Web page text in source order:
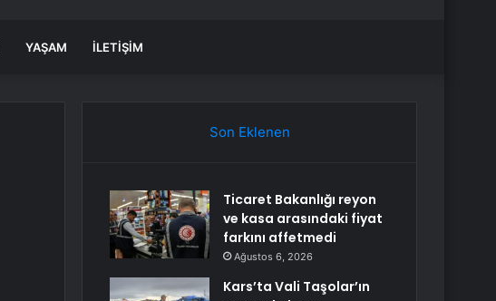
YAŞAM İLETIŞIM
Son Eklenen
Ticaret Bakanlığı reyon
ve kasa arasındaki fiyat
farkını affetmedi
Ağustos 6, 2026
Kars’ta Vali Taşolar’ın